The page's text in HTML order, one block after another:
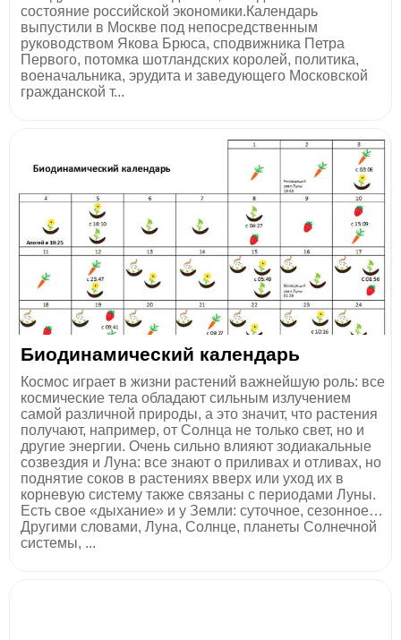
состояние российской экономики.Календарь
выпустили в Москве под непосредственным
руководством Якова Брюса, сподвижника Петра
Первого, потомка шотландских королей, политика,
военачальника, эрудита и заведующего Московской
гражданской т...
Биодинамический календарь
Космос играет в жизни растений важнейшую роль: все
космические тела обладают сильным излучением
самой различной природы, а это значит, что растения
получают, например, от Солнца не только свет, но и
другие энергии. Очень сильно влияют зодиакальные
созвездия и Луна: все знают о приливах и отливах, но
поднятие соков в растениях вверх или уход их в
корневую систему также связаны с периодами Луны.
Есть свое «дыхание» и у Земли: суточное, сезонное…
Другими словами, Луна, Солнце, планеты Солнечной
системы, ...